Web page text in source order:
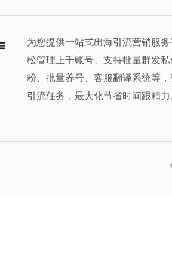
为您提供一站式出海引流营销服
松管理上千账号、支持批量群发
粉、批量养号、客服翻译系统等
引流任务，最大化节省时间跟精力